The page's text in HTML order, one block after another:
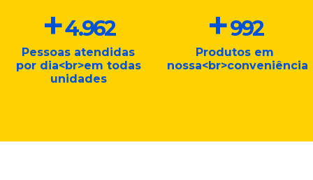
+5.000
Pessoas atendidas
por dia<br>em todas
unidades
+1.000
Produtos em
nossa<br>conveniência